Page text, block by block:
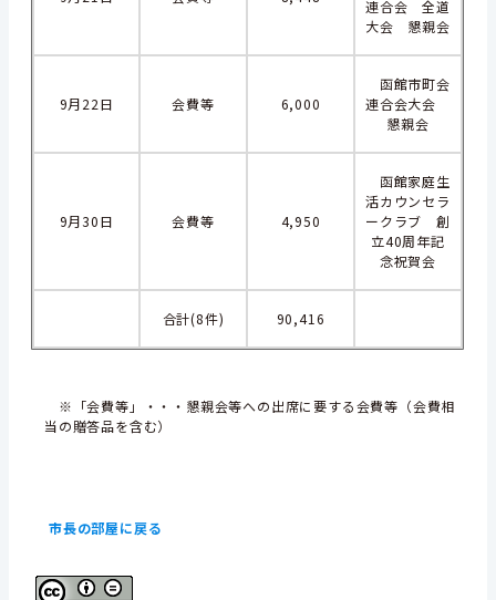
連合会 全道
大会 懇親会
9月22日 会費等 6,000
函館市町会
連合会大会
懇親会
9月30日 会費等 4,950
函館家庭生
活カウンセラ
ークラブ 創
立40周年記
念祝賀会
合計(8件) 90,416
※「会費等」・・・懇親会等への出席に要する会費等（会費相
当の贈答品を含む）
市長の部屋に戻る